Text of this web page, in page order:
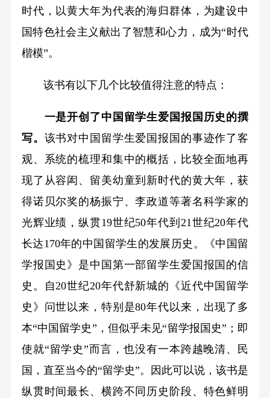
时代，以黄大年为代表的海归群体，为建设中
国特色社会主义献出了智慧和心力，成为“时代
楷模”。
该书有以下几个比较值得注意的特点：
一是开创了中国留学生爱国报国历史的撰
写。 该书对中国留学生爱国报国的事迹作了客
观、系统的梳理和集中的概括，比较全面地再
现了从容闳、留美幼童到新时代的黄大年，获
得诺贝尔奖的杨振宁、李政道等著名科学家的
光辉业绩，纵贯19世纪50年代到21世纪20年代
长达170年的中国留学生的发展历史。《中国留
学报国史》是中国第一部留学生爱国报国的信
史。自20世纪20年代舒新城的《近代中国留学
史》问世以来，特别是80年代以来，出现了多
本“中国留学史”，但似乎未见“留学报国史”；即
使就“留学史”而言，也没有一本跨越晚清、民
国，直至当今的“留学史”。因此可以说，该书是
纵贯时间最长、横跨不同历史阶段、特色鲜明